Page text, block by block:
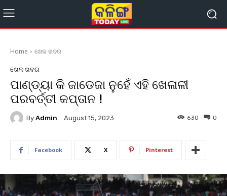
Home ଖେଳ ଖବର
ଖେଳ ଖବର
ପାଣ୍ଡ୍ୟା କି ଜାଡେଜା ନୁହେଁ ଏହି ଖେଳାଳୀ
ପରବର୍ତ୍ତୀ କପ୍ତାନ !
By Admin August 15, 2023 0
630
Facebook X Pinterest